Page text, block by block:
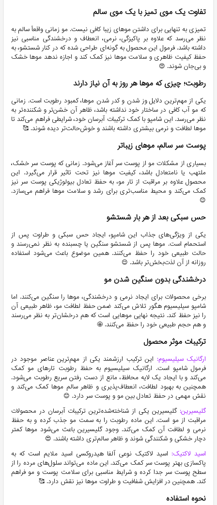
تفاوت یک موی تمیز با یک موی سالم
تمیزی به تنهایی برای داشتن موهای زیبا کافی نیست. مو زمانی واقعاً سالم به
نظر می‌رسد که علاوه بر پاکیزگی، نرمی، انعطاف و درخشندگی مناسبی نیز
داشته باشد. فرمول این محصول به گونه‌ای طراحی شده که در کنار شستشو، به
حفظ کیفیت ظاهری و سلامت موها نیز کمک کند و اجازه ندهد موها خشک
و بی‌جان شوند. 😍
رطوبت؛ چیزی که موها هر روز به آن نیاز دارند
یکی از مهم‌ترین دلایل وز شدن و کدر شدن موها، کمبود رطوبت است. زمانی
که مو آب کافی در ساختار خود نداشته باشد، ظاهر آن خشن‌تر و شکننده‌تر به
نظر می‌رسد. این شامپو با کمک ترکیبات آبرسان خود، شرایطی فراهم می‌کند تا
موها لطافت و نرمی بیشتری داشته باشند و خوش‌حالت‌تر دیده شوند. 🥰
پوست سر سالم، موهای زیباتر
بسیاری از مشکلات مو از پوست سر آغاز می‌شود. زمانی که پوست سر خشک،
ملتهب یا نامتعادل باشد، کیفیت موها نیز تحت تاثیر قرار می‌گیرد. این
محصول علاوه بر مراقبت از تار مو، به حفظ تعادل بیولوژیکی پوست سر نیز
کمک می‌کند و محیط مناسب‌تری برای رشد و سلامت موها فراهم می‌سازد.
😊
حس سبکی بعد از هر بار شستشو
یکی از ویژگی‌های جذاب این شامپو، ایجاد حس سبکی و طراوت پس از
استحمام است. موها پس از شستشو سنگین یا چسبنده به نظر نمی‌رسند و
حالت طبیعی خود را حفظ می‌کنند. همین موضوع باعث می‌شود استفاده
روزانه از آن لذت‌بخش‌تر باشد. 😌
درخشندگی بدون سنگین شدن مو
برخی محصولات برای ایجاد نرمی و درخشندگی، موها را سنگین می‌کنند. اما
شامپو سیلیسیوم هگور تلاش می‌کند ضمن حفظ لطافت مو، ظاهر طبیعی آن
را نیز حفظ کند. نتیجه نهایی موهایی است که هم درخشان‌تر به نظر می‌رسند
و هم حجم طبیعی خود را حفظ می‌کنند. 🤩
ترکیبات موثر محصول
ارگانیک سیلیسیوم: این ترکیب ارزشمند یکی از مهم‌ترین عناصر موجود در
فرمول شامپو است. ارگانیک سیلیسیوم به حفظ رطوبت تارهای مو کمک
می‌کند و با ایجاد یک لایه محافظ، مانع از دست رفتن سریع رطوبت می‌شود.
همچنین به بهبود لطافت، انعطاف‌پذیری و ظاهر سالم موها کمک می‌کند و
نقش مهمی در حفظ تعادل بین مو و پوست سر دارد. 😊
گلیسیرین: گلیسیرین یکی از شناخته‌شده‌ترین ترکیبات آبرسان در محصولات
مراقبت از مو است. این ماده رطوبت را به سمت مو جذب کرده و به حفظ
نرمی و لطافت آن کمک می‌کند. وجود گلیسیرین باعث می‌شود موها کمتر
دچار خشکی و شکنندگی شوند و ظاهر سالم‌تری داشته باشند. 😍
اسید لاکتیک: اسید لاکتیک نوعی آلفا هیدروکسی اسید ملایم است که به
پاکسازی بهتر پوست سر کمک می‌کند. این ماده می‌تواند سلول‌های مرده را از
سطح پوست سر جدا کرده و شرایط مناسبی برای سلامت پوست و مو فراهم
کند. همچنین در افزایش شفافیت و طراوت موها نیز نقش دارد. 🥰
نحوه استفاده